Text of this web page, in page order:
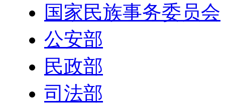
国家民族事务委员会
公安部
民政部
司法部